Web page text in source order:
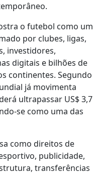
o futebol como um
por clubes, ligas,
investidores,
digitais e bilhões de
continentes. Segundo
já movimenta
ultrapassar US$ 3,7
se como uma das
como direitos de
publicidade,
transferências